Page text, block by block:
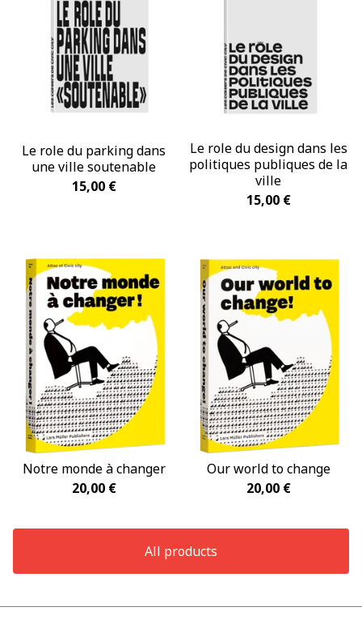
Le role du parking dans
une ville soutenable
15,00 €
Le role du design dans les
politiques publiques de la
ville
15,00 €
Notre monde à changer
20,00 €
Our world to change
20,00 €
All products